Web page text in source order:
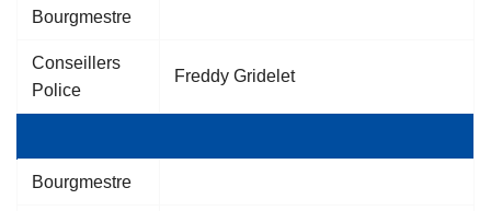
Bourgmestre
Conseillers
Police
Freddy Gridelet
Bourgmestre